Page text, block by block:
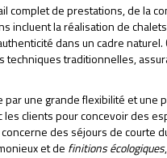
complet de prestations, de la
incluent la réalisation de
dans un cadre
traditionnelles,
par une grande flexibilité et une
clients pour concevoir des
des séjours de courte
et de finitions écologiques